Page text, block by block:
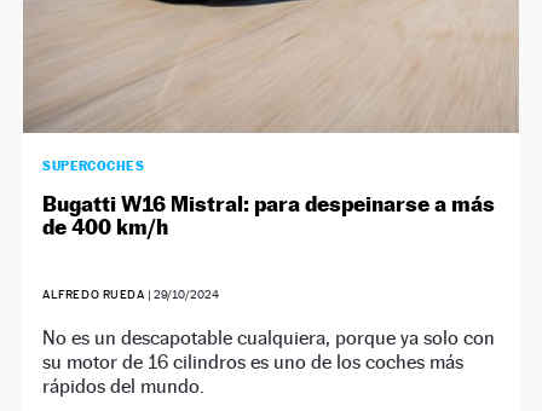
SUPERCOCHES
Bugatti W16 Mistral: para despeinarse a más
de 400 km/h
ALFREDO RUEDA | 29/10/2024
No es un descapotable cualquiera, porque ya solo con
su motor de 16 cilindros es uno de los coches más
rápidos del mundo.